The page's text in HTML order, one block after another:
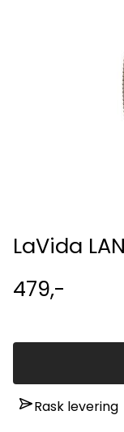
LaVida
479,-
Rask levering